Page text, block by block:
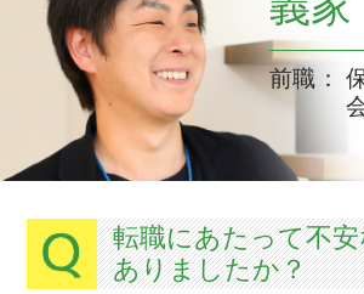
前職
転職にあたって不
ありましたか？